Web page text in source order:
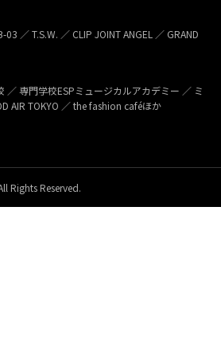
03 ／ T.S.W. ／ CLIP JOINT ANGEL ／ GRAND
／ 専門学校ESPミュージカルアカデミー ／ ミ
AIR TOKYO ／ the fashion caféほか
Rights Reserved.